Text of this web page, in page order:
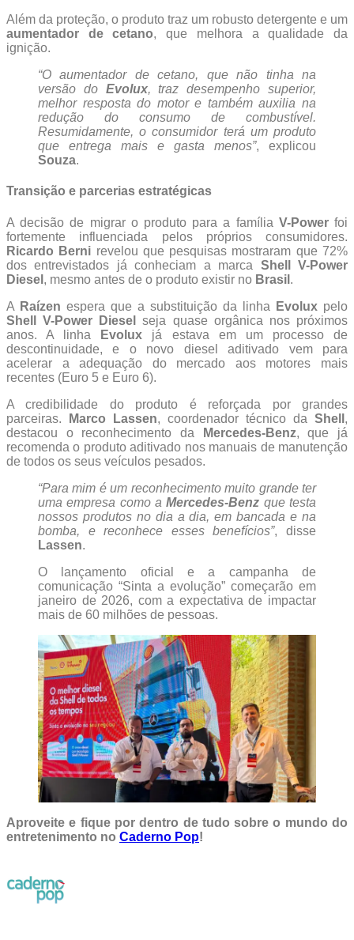
Além da proteção, o produto traz um robusto detergente e um
aumentador de cetano, que melhora a qualidade da
ignição.
“O aumentador de cetano, que não tinha na
versão do Evolux, traz desempenho superior,
melhor resposta do motor e também auxilia na
redução do consumo de combustível.
Resumidamente, o consumidor terá um produto
que entrega mais e gasta menos”, explicou
Souza.
Transição e parcerias estratégicas
A decisão de migrar o produto para a família V-Powerfoi
fortemente influenciada pelos próprios consumidores.
Ricardo Berni revelou que pesquisas mostraram que 72%
dos entrevistados já conheciam a marca Shell V-Power
Diesel , mesmo antes de o produto existir no Brasil .
A Raízen espera que a substituição da linha Evolux pelo
Shell V-Power Diesel
seja quase orgânica nos próximos
anos. A linha
Evolux já estava em um processo de
descontinuidade, e o novo diesel aditivado vem para
acelerar a adequação do mercado aos motores mais
recentes (Euro 5 e Euro 6).
A credibilidade do produto é reforçada por grandes
parceiras.
Marco Lassen, coordenador técnico da Shell ,
destacou o reconhecimento da
Mercedes-Benz, que já
recomenda o produto aditivado nos manuais de manutenção
de todos os seus veículos pesados.
“Para mim é um reconhecimento muito grande ter
uma empresa como aMercedes-Benz que testa
nossos produtos no dia a dia, em bancada e na
bomba, e reconhece esses benefícios”, disse
Lassen.
O lançamento oficial e a campanha de
comunicação “Sinta a evolução” começarão em
janeiro de 2026, com a expectativa de impactar
mais de 60 milhões de pessoas.
Aproveite e fique por dentro de tudo sobre o mundo do
entretenimento no Caderno Pop!